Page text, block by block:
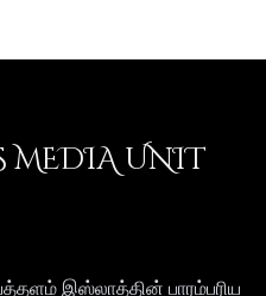
MEDIA UNIT
இஸ்லாத்தின் பாரம்பரிய